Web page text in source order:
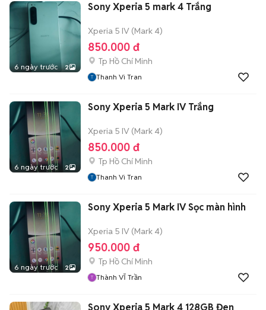
6 ngày trước 2
Sony Xperia 5 mark 4 Trắng
Xperia 5 IV (Mark 4)
850.000 đ
Tp Hồ Chí Minh
Thanh Vi Tran
6 ngày trước 2
Sony Xperia 5 Mark IV Trắng
Xperia 5 IV (Mark 4)
850.000 đ
Tp Hồ Chí Minh
Thanh Vi Tran
6 ngày trước 2
Sony Xperia 5 Mark IV Sọc màn hình
Xperia 5 IV (Mark 4)
950.000 đ
Tp Hồ Chí Minh
Thành VĨ Trần
Sony Xperia 5 Mark 4 128GB Đen